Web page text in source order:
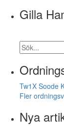
Gilla
Tw1X Soode
Fler
Nya